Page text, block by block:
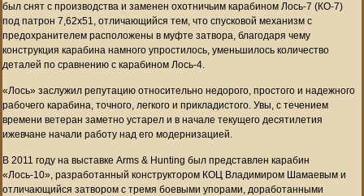
был снят с производства и заменен охотничьим карабином Лось-7 (КО-7)
под патрон 7,62x51, отличающийся тем, что спусковой механизм с
предохранителем расположены в муфте затвора, благодаря чему
конструкция карабина намного упростилось, уменьшилось количество
деталей по сравнению с карабином Лось-4.
«Лось» заслужил репутацию относительно недорого, простого и надежного
рабочего карабина, точного, легкого и прикладистого. Увы, с течением
времени ветеран заметно устарел и в начале текущего десятилетия
ижевчане начали работу над его модернизацией.
В 2011 году на выставке Arms & Hunting был представлен карабин
«Лось-10», разработанный конструктором КОЦ Владимиром Шамаевым и
отличающийся затвором с тремя боевыми упорами, доработанными